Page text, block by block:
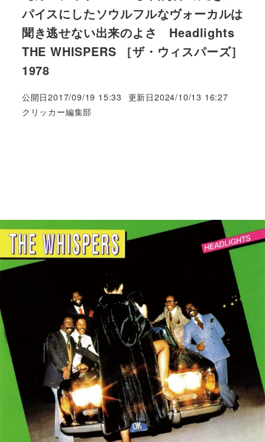
パイスにしたソウルフルなヴォーカルは
聞き逃せない出来のよさ Headlights
THE WHISPERS ［ザ・ウィスパーズ］
1978
公開日2017/09/19 15:33 更新日2024/10/13 16:27
著
クリッカー編集部